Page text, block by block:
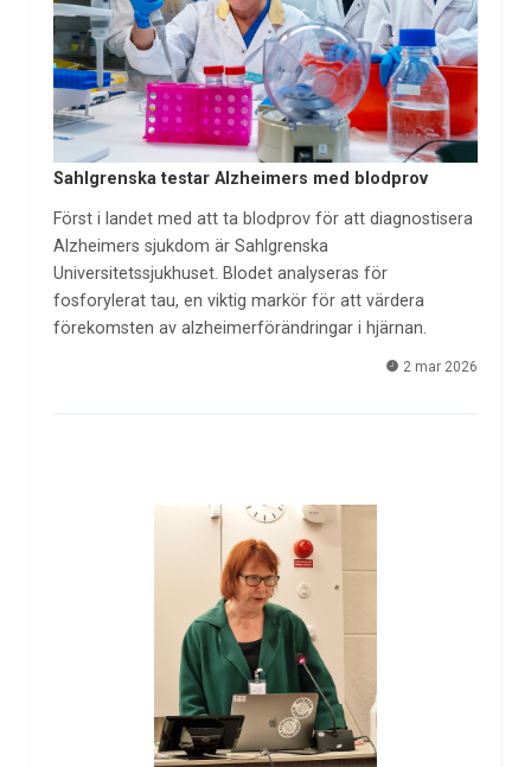
Sahlgrenska testar Alzheimers med blodprov
Först i landet med att ta blodprov för att diagnostisera
Alzheimers sjukdom är Sahlgrenska
Universitetssjukhuset. Blodet analyseras för
fosforylerat tau, en viktig markör för att värdera
förekomsten av alzheimerförändringar i hjärnan.
2 mar 2026